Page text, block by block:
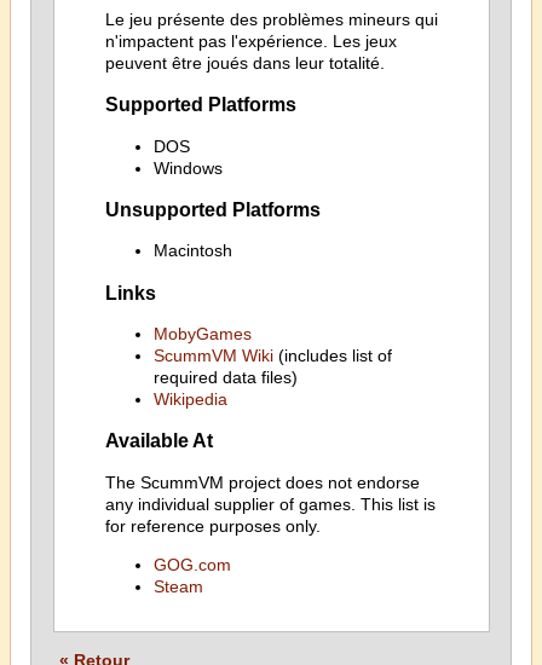
Le jeu présente des problèmes mineurs qui
n'impactent pas l'expérience. Les jeux
peuvent être joués dans leur totalité.
Supported Platforms
DOS
Windows
Unsupported Platforms
Macintosh
Links
MobyGames
ScummVM Wiki(includes list of
required data files)
Wikipedia
Available At
The ScummVM project does not endorse
any individual supplier of games. This list is
for reference purposes only.
GOG.com
Steam
« Retour